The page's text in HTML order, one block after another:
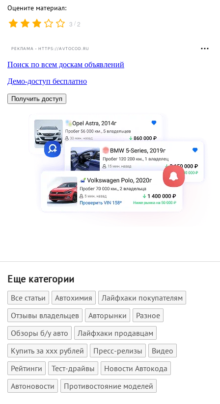
Оцените материал:
3 /2
РЕКЛАМА • HTTPS://AVTOCOD.RU
Еще категории
Все статьи Автохимия
Лайфхаки покупателям
Отзывы владельцев
Авторынки
Разное
Обзоры б/у авто
Лайфхаки продавцам
Купить за xxx рублей
Пресс-релизы
Видео
Рейтинги
Тест-драйвы
Новости Автокода
Автоновости
Противостояние моделей